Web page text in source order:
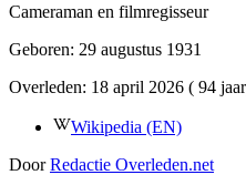
Cameraman en filmregisseur
Geboren: 29 augustus 1931
Overleden: 18 april 2026 ( 94
Wikipedia (EN)
Door Redactie Overleden.net